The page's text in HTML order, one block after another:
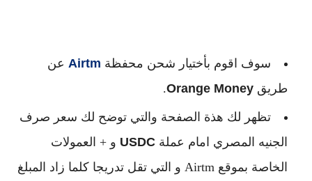
سوف اقوم بأختيار شحن محفظة Airtm عن
طريق Orange Money
.
تظهر لك هذة الصفحة والتي توضح لك سعر صرف
الجنيه المصري امام عملة USDC و + العمولات
الخاصة بموقع Airtm و التي تقل تدريجا كلما زاد المبلغ